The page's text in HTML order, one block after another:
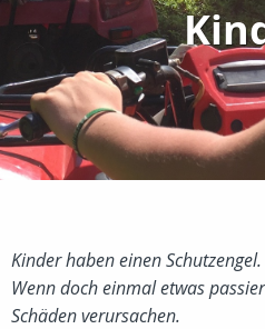
Kinder haben einen Schutzengel.
Wenn doch einmal etwas
Schäden verursachen.